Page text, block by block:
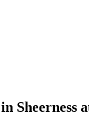
Sheerness